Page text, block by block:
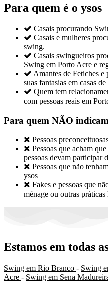
Para quem é o ysos
 Casais procurando
 Casais e mulheres
swing.
 Casais swingueiros
Swing em Porto Acre e
 Amantes de Fetiches e
suas fantasias em casas
 Quem tem
com pessoas reais em
Para quem NÃO
 Pessoas
 Pessoas que acham
pessoas devam participar
 Pessoas que não
ysos
 Fakes e pessoas que
ménage ou outras práticas
Estamos em todas
Swing em Rio Branco - Swing
Acre - Swing em Sena